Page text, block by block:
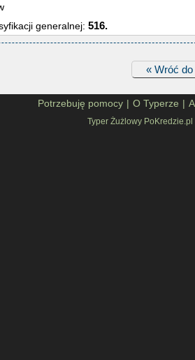
generalnej: 516.
« Wróć
Potrzebuję pomocy | O Typerze |
Typer Żużlowy